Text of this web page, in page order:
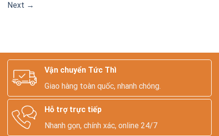
Next →
Vận chuyển Tức Thì
Giao hàng toàn quốc, nhanh chóng.
Hỗ trợ trực tiếp
Nhanh gọn, chính xác, online 24/7